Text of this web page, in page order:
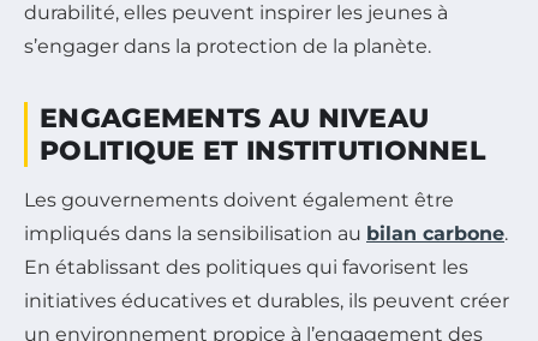
durabilité, elles peuvent inspirer les jeunes à
s’engager dans la protection de la planète.
ENGAGEMENTS AU NIVEAU
POLITIQUE ET INSTITUTIONNEL
Les gouvernements doivent également être
impliqués dans la sensibilisation au bilan carbone.
En établissant des politiques qui favorisent les
initiatives éducatives et durables, ils peuvent créer
un environnement propice à l’engagement des